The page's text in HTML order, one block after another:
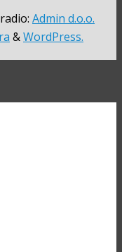
Admin d.o.o.
&WordPress.